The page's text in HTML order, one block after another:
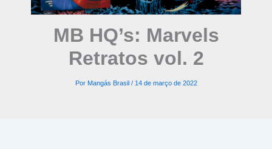
MB HQ’s: Marvels
Retratos vol. 2
Por Mangás Brasil / 14 de março de 2022